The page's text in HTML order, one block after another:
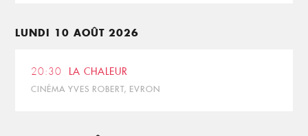
LUNDI 10 AOÛT 2026
20:30 LA CHALEUR
CINÉMA YVES ROBERT, EVRON